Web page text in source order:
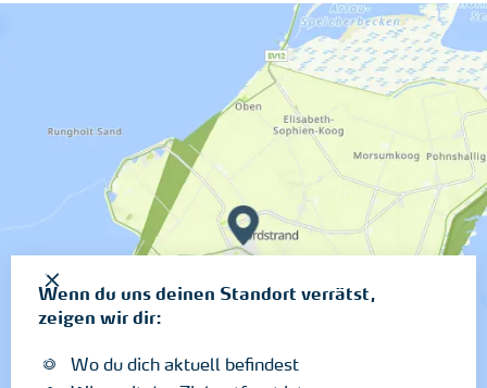
Wenn du uns deinen Standort verrätst,
zeigen wir dir:
Wo du dich aktuell befindest